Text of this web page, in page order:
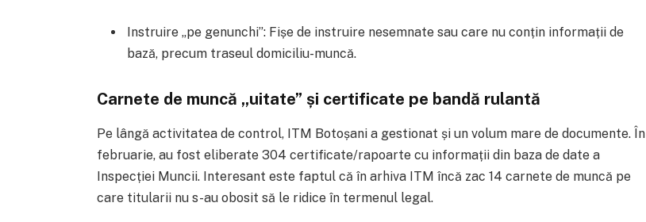
Instruire „pe genunchi”: Fișe de instruire nesemnate sau care nu conțin informații de
bază, precum traseul domiciliu-muncă.
Carnete de muncă „uitate” și certificate pe bandă rulantă
Pe lângă activitatea de control, ITM Botoșani a gestionat și un volum mare de documente. În
februarie, au fost eliberate 304 certificate/rapoarte cu informații din baza de date a
Inspecției Muncii. Interesant este faptul că în arhiva ITM încă zac 14 carnete de muncă pe
care titularii nu s-au obosit să le ridice în termenul legal.